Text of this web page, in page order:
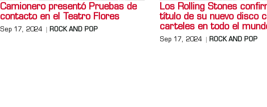
Camionero presentó Pruebas de
contacto en el Teatro Flores
Sep 17, 2024 ROCK AND POP
Los Rolling Stones
título de su nuevo disco
carteles en todo el
Sep 17, 2024 ROCK AND POP